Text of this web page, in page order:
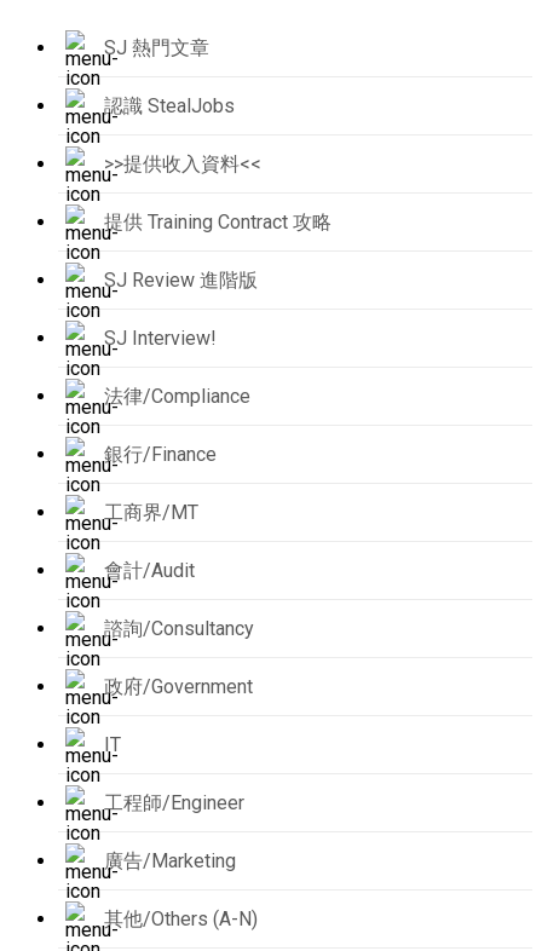
SJ 熱門文章
認識 StealJobs
>>提供收入資料<<
提供 Training Contract 攻略
SJ Review 進階版
SJ Interview!
法律/Compliance
銀行/Finance
工商界/MT
會計/Audit
諮詢/Consultancy
政府/Government
IT
工程師/Engineer
廣告/Marketing
其他/Others (A-N)